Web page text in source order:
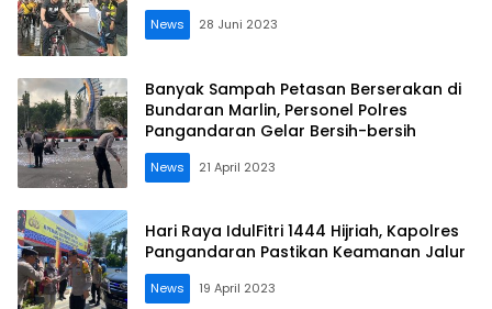
News 28 Juni 2023
Banyak Sampah Petasan Berserakan di
Bundaran Marlin, Personel Polres
Pangandaran Gelar Bersih-bersih
News 21 April 2023
Hari Raya IdulFitri 1444 Hijriah, Kapolres
Pangandaran Pastikan Keamanan Jalur
News 19 April 2023